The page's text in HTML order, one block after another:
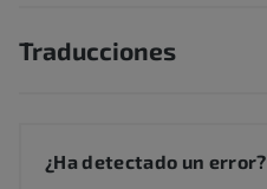
Traducciones
¿Ha detectado un error?